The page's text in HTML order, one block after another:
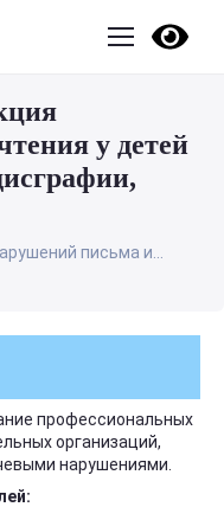
у детей
письма и...
профессиональных
организаций,
нарушениями.